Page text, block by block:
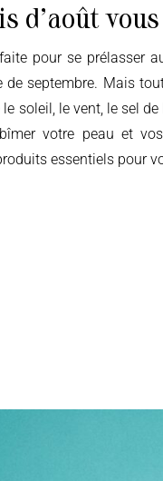
d'août
de septembre. Mais
le soleil, le vent, le sel
votre peau et
essentiels pour